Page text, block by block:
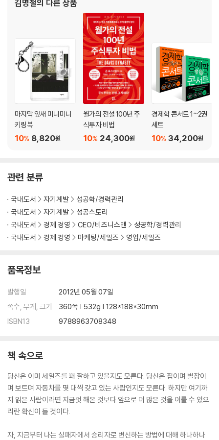
데미를 설립해 수많은 후배 번역가들
김명철의 다른 상품
마지막 잎새 미니미니
키링북
8,820원
10%
월가의 전설 100년 주
식투자 비법
24,300원
10%
경제학 콘서트 1~2권
세트
34,200원
10%
관련 분류
국내도서 자기계발
성공학/경력관리
국내도서
자기계발
성공스토리
국내도서
경제 경영 CEO/비즈니스맨
성공학/경력관리
국내도서
경제 경영 마케팅/세일즈 영업/세일즈
품목정보
발행일
2012년 05월 07일
쪽수, 무게, 크기
360쪽 | 532g | 128*188*30mm
ISBN13
9788963708348
책 속으로
당신은 이미 세일즈를 꽤 잘하고 있을지도 모른다. 당신은 집이며 별장이
며 보트며 자동차를 몇 대씩 갖고 있는 사람인지도 모른다. 하지만 여기까
지 읽은 사람이라면 지금껏 해온 것보다 앞으로 더 많은 것을 이룰 수 있으
리란 확신이 들 것이다.
자, 지금부터 나는 실패자에서 승리자로 변신하는 방법에 대해 하나하나